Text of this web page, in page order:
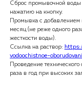
Сброс промывочной воды
нажатию на кнопку.
Промывка с добавлением
месяц (не реже одного
жесткости воды).
Ссылка на раствор:
vodoochistnoe-
Проведение
раза в год при высоких